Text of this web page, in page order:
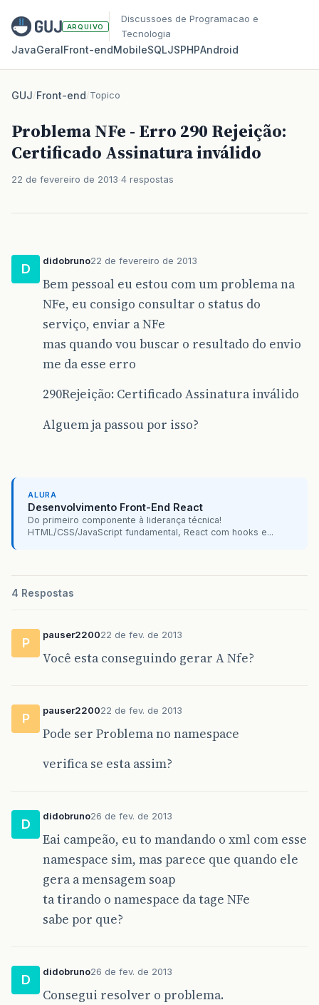
ARQUIVO
Discussoes de Programacao e
Tecnologia
JavaGeralFront‑endMobileSQLJSPHPAndroid
GUJ/Front-end/Topico
Problema NFe - Erro 290 Rejeição:
Certificado Assinatura inválido
22 de fevereiro de 2013 4 respostas
D
didobruno22 de fevereiro de 2013
Bem pessoal eu estou com um problema na
NFe, eu consigo consultar o status do
serviço, enviar a NFe
mas quando vou buscar o resultado do envio
me da esse erro
290Rejeição: Certificado Assinatura inválido
Alguem ja passou por isso?
ALURA
Desenvolvimento Front-End React
Do primeiro componente à liderança técnica!
HTML/CSS/JavaScript fundamental, React com hooks e...
4 Respostas
P
pauser220022 de fev. de 2013
Você esta conseguindo gerar A Nfe?
P
pauser220022 de fev. de 2013
Pode ser Problema no namespace
verifica se esta assim?
D
didobruno26 de fev. de 2013
Eai campeão, eu to mandando o xml com esse
namespace sim, mas parece que quando ele
gera a mensagem soap
ta tirando o namespace da tage NFe
sabe por que?
D
didobruno26 de fev. de 2013
Consegui resolver o problema.